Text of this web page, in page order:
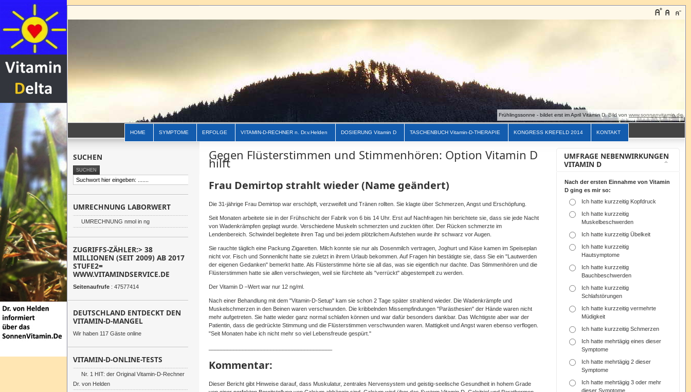
Frühlingssonne - bildet erst im April Vitamin D. Bild von www.sonnenvitamin.de
HOME SYMPTOME ERFOLGE VITAMIN-D-RECHNER n. Dr.v.Helden DOSIERUNG Vitamin D TASCHENBUCH Vitamin-D-THERAPIE KONGRESS KREFELD 2014 KONTAKT
Gegen Flüsterstimmen und Stimmenhören: Option Vitamin D
hilft
Frau Demirtop strahlt wieder (Name geändert)
Die 31-jährige Frau Demirtop war erschöpft, verzweifelt und Tränen rollten. Sie klagte über Schmerzen, Angst und Erschöpfung.
Seit Monaten arbeitete sie in der Frühschicht der Fabrik von 6 bis 14 Uhr. Erst auf Nachfragen hin berichtete sie, dass sie jede Nacht
von Wadenkrämpfen geplagt wurde. Verschiedene Muskeln schmerzten und zuckten öfter. Der Rücken schmerzte im
Lendenbereich. Schwindel begleitete ihren Tag und bei jedem plötzlichem Aufstehen wurde ihr schwarz vor Augen.
Sie rauchte täglich eine Packung Zigaretten. Milch konnte sie nur als Dosenmilch vertragen, Joghurt und Käse kamen im Speiseplan
nicht vor. Fisch und Sonnenlicht hatte sie zuletzt in ihrem Urlaub bekommen. Auf Fragen hin bestätigte sie, dass Sie ein "Lautwerden
der eigenen Gedanken" bemerkt hatte. Als Flüsterstimme hörte sie all das, was sie eigentlich nur dachte. Das Stimmenhören und die
Flüsterstimmen hatte sie allen verschwiegen, weil sie fürchtete als "verrückt" abgestempelt zu werden.
Der Vitamin D –Wert war nur 12 ng/ml.
Nach einer Behandlung mit dem "Vitamin-D-Setup" kam sie schon 2 Tage später strahlend wieder. Die Wadenkrämpfe und
Muskelschmerzen in den Beinen waren verschwunden. Die kribbelnden Missempfindungen "Parästhesien" der Hände waren nicht
mehr aufgetreten. Sie hatte wieder ganz normal schlafen können und war dafür besonders dankbar. Das Wichtigste aber war der
Patientin, dass die gedrückte Stimmung und die Flüsterstimmen verschwunden waren. Mattigkeit und Angst waren ebenso verflogen.
"Seit Monaten habe ich nicht mehr so viel Lebensfreude gespürt."
Kommentar:
Dieser Bericht gibt Hinweise darauf, dass Muskulatur, zentrales Nervensystem und geistig-seelische Gesundheit in hohem Grade
SUCHEN
UMRECHNUNG LABORWERT
UMRECHNUNG nmol in ng
ZUGRIFFS-ZÄHLER:> 38
MILLIONEN (SEIT 2009) AB 2017
STUFE2=
WWW.VITAMINDSERVICE.DE
Seitenaufrufe : 47577414
DEUTSCHLAND ENTDECKT DEN
VITAMIN-D-MANGEL
Wir haben 117 Gäste online
VITAMIN-D-ONLINE-TESTS
Nr. 1 HIT: der Original Vitamin-D-Rechner
Dr. von Helden
UMFRAGE NEBENWIRKUNGEN
VITAMIN D
Nach der ersten Einnahme von Vitamin
D ging es mir so:
Ich hatte kurzzeitig Kopfdruck
Ich hatte kurzzeitig
Muskelbeschwerden
Ich hatte kurzzeitig Übelkeit
Ich hatte kurzzeitig
Hautsymptome
Ich hatte kurzzeitig
Bauchbeschwerden
Ich hatte kurzzeitig
Schlafstörungen
Ich hatte kurzzeitig vermehrte
Müdigkeit
Ich hatte kurzzeitig Schmerzen
Ich hatte mehrtägig eines dieser
Symptome
Ich hatte mehrtägig 2 dieser
Symptome
Ich hatte mehrtägig 3 oder mehr
dieser Symptome